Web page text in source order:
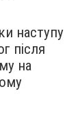
наступу
після
на